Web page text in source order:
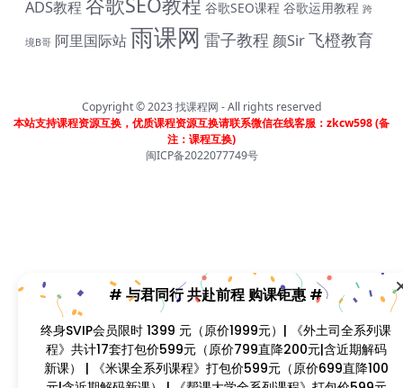
ADS教程
谷歌SEO课程 谷歌运用教程 跨
境B哥 阿里国际站雨课网 雷子教程 颜Sir飞橙教育
Copyright © 2023找课程网 - All rights reserved
本站支持课程资源互换，优质课程资源互换请联系微信在线客服：zkcw598 (备
注：课程互换)
闽ICP备2022077749号
首页 分类 会员 我的
终身SVIP会员限时 1399 元（原价1999元）| 《外土司全系
列课程》共计17套打包价599元（原价799直降200元|含近
期解码新课） | 《米课全系列课程》打包价599元（原价
699直降100元|含近期解码新课） | 《帮课大学全系列课